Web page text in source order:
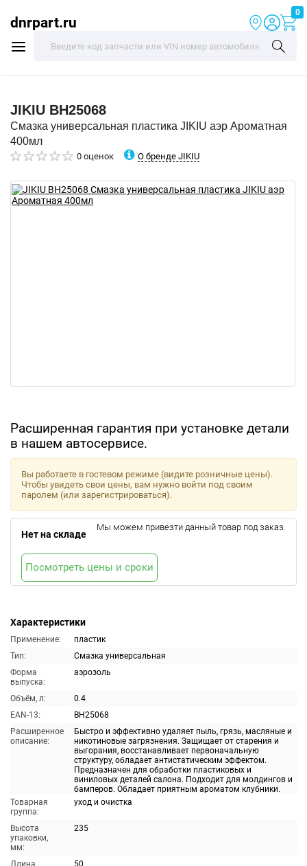
dnrpart.ru
0
JIKIU BH25068
Смазка универсальная пластика JIKIU аэр Ароматная
400мл
0 оценок О бренде JIKIU
Расширенная гарантия при установке детали
в нашем автосервисе.
Характеристики
Применение:
пластик
Тип:
Смазка универсальная
Форма
выпуска:
аэрозоль
Объём, л:
0.4
EAN-13:
BH25068
Расширенное
описание:
Быстро и эффективно удаляет пыль, грязь, масляные и
никотиновые загрязнения. Защищает от старения и
выгорания, восстанавливает первоначальную
структуру, обладает антистатическим эффектом.
Предназначен для обработки пластиковых и
виниловых деталей салона. Подходит для молдингов и
бамперов. Обладает приятным ароматом клубники.
Товарная
группа:
уход и очистка
Высота
упаковки,
мм:
235
Длина
50
Вы работаете в гостевом режиме (видите розничные цены).
Чтобы увидеть свои цены, вам нужно войти под своим
паролем (или зарегистрироваться).
Нет на складе
Мы можем привезти данный товар под заказ.
Посмотреть цены и сроки